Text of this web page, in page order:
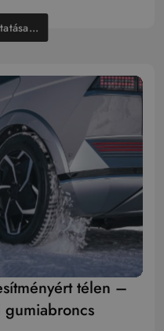
télen –